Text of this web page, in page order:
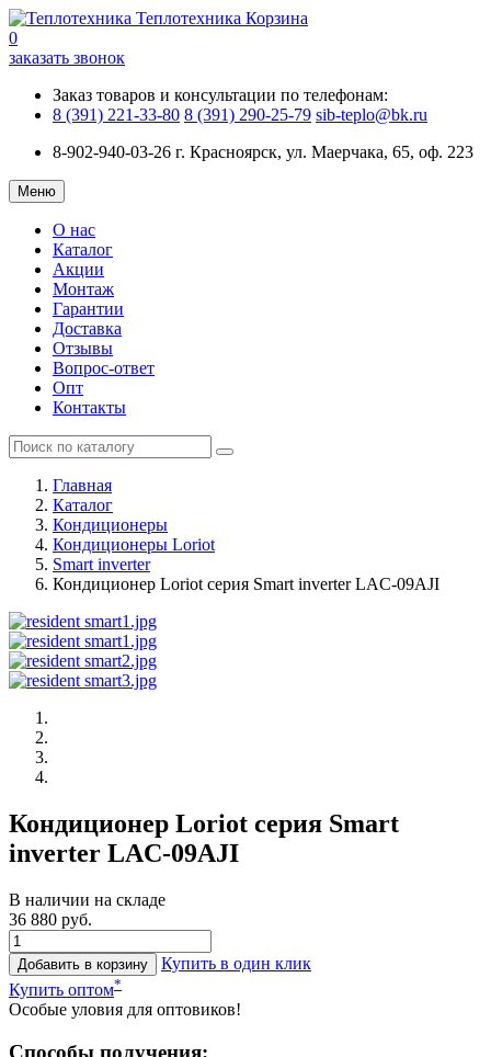
Теплотехника Корзина
0
заказать звонок
Заказ товаров и консультации по телефонам:
8 (391) 221-33-80 8 (391) 290-25-79 sib-teplo@bk.ru
8-902-940-03-26 г. Красноярск, ул. Маерчака, 65, оф. 223
Меню
О нас
Каталог
Акции
Монтаж
Гарантии
Доставка
Отзывы
Вопрос-ответ
Опт
Контакты
Главная
Каталог
Кондиционеры
Кондиционеры Loriot
Smart inverter
Кондиционер Loriot cерия Smart inverter LAC-09AJI
Кондиционер Loriot cерия Smart
inverter LAC-09AJI
В наличии на складе
36 880 руб.
Добавить в корзину
Купить в один клик
Купить оптом*
Особые уловия для оптовиков!
Способы получения: